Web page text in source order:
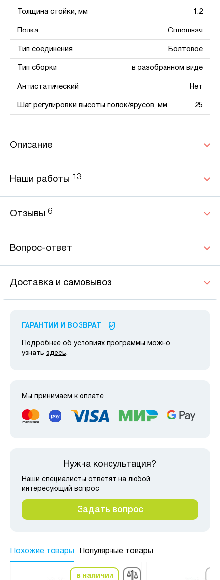
Толщина стойки, мм 1.2
Полка Сплошная
Тип соединения Болтовое
Тип сборки в разобранном виде
Антистатический Нет
Шаг регулировки высоты полок/ярусов, мм 25
Описание
Наши работы 13
Отзывы 6
Вопрос-ответ
Доставка и самовывоз
ГАРАНТИИ И ВОЗВРАТ
Подробнее об условиях программы можно
узнать здесь.
Мы принимаем к оплате
Нужна консультация?
Наши специалисты ответят на любой
интересующий вопрос
Задать вопрос
Похожие товары Популярные товары
в наличии